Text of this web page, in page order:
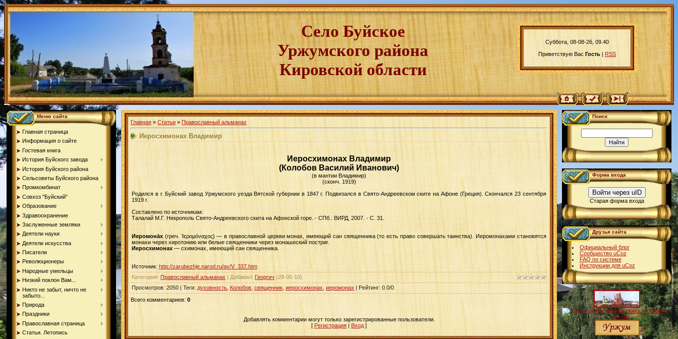
Суббота, 08-08-26, 09.40
Приветствую Вас Гость | RSS
Село Буйское
Уржумского района
Кировской области
Меню сайта
Главная страница
Информация о сайте
Гостевая книга
История Буйского завода
История Буйского района
Сельсоветы Буйского района
Промкомбинат
Совхоз "Буйский"
Образование
Здравоохранение
Заслуженные земляки
Деятели науки
Деятели искусства
Писатели
Революционеры
Народные умельцы
Низкий поклон Вам...
Никто не забыт, ничто не
забыто...
Природа
Праздники
Православная страница
Статьи. Летопись
Главная » Статьи » Православный альманах
Иеросхимонах Владимир
Иеросхимонах Владимир
(Колобов Василий Иванович)
(в мантии Владимир)
(сконч. 1919)
Родился в г. Буйский завод Уржумского уезда Вятской губернии в 1847 г. Подвизался в Свято-Андреевском ските на Афоне (Греция). Скончался 23 сентября
1919 г.
Составлено по источникам:
Талалай М.Г. Некрополь Свято-Андреевского скита на Афонской горе. - СПб.: ВИРД, 2007. - С. 31.
Иеромона́х (греч. Ἱερομόναχος) — в православной церкви монах, имеющий сан священника (то есть право совершать таинства). Иеромонахами становятся
монахи через хиротонию или белые священники через монашеский постриг.
Иеросхимонах — схимонах, имеющий сан священника.
Источник: http://zarubezhje.narod.ru/av/V_337.htm
Категория: Православный альманах | Добавил: Георгич (28-05-10)
Просмотров: 2050 | Теги: духовность Колобов священник иеросхимонах иеромонах | Рейтинг: 0.0/0
Всего комментариев: 0
Добавлять комментарии могут только зарегистрированные пользователи.
[ Регистрация | Вход ]
Поиск
Форма входа
Войти через uID
Старая форма входа
Друзья сайта
Официальный блог
Сообщество uCoz
FAQ по системе
Инструкции для uCoz